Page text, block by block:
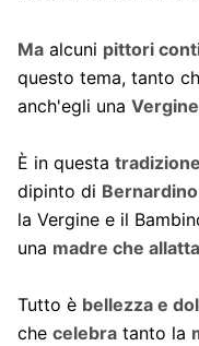
Maalcuni pittori
questo tema, tanto
anch'egli una
È in questa
dipinto di
la Vergine e il
una madre che
Tutto è bellezza e
che celebratanto la